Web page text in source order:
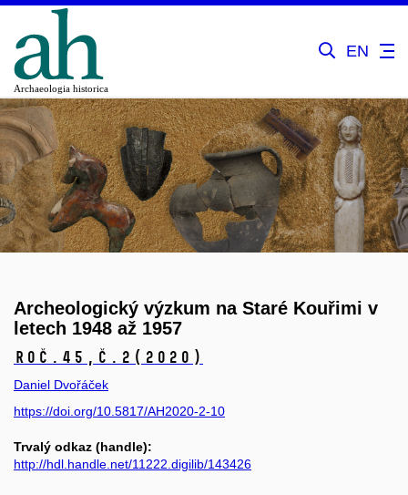
EN
Archeologický výzkum na Staré Kouřimi v
letech 1948 až 1957
Roč.45, č.2 (2020)
Daniel Dvořáček
https://doi.org/10.5817/AH2020-2-10
Trvalý odkaz (handle):
http://hdl.handle.net/11222.digilib/143426